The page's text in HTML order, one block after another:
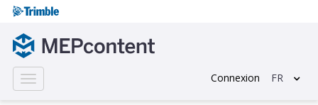
Toggle
navigation
Connexion FR